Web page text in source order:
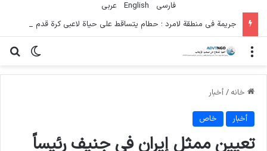
فارسی English
عربي
تغییر منو
خانه / أخبار
أخبار خاص
تعيين ممثل إيران في جنيف رئيساً